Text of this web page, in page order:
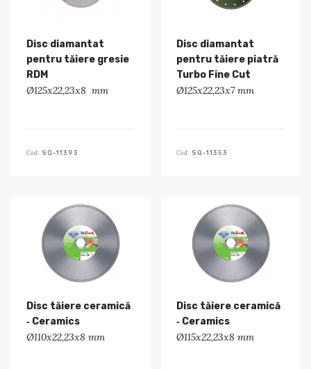
Disc diamantat
pentru tăiere gresie
RDM
Ø125x22,23x8 mm
Cod: SQ-11393
Disc diamantat
pentru tăiere piatră
Turbo Fine Cut
Ø125x22,23x7 mm
Cod: SQ-11353
Disc tăiere ceramică
‑ Ceramics
Ø110x22,23x8 mm
Disc tăiere ceramică
‑ Ceramics
Ø115x22,23x8 mm